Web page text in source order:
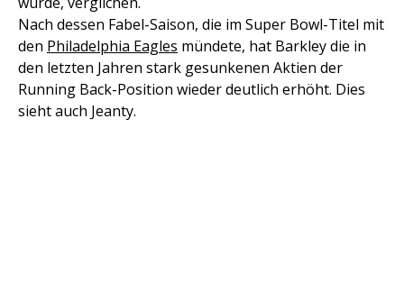
Nach dessen Fabel-Saison, die im Super Bowl-Titel mit
den Philadelphia Eagles mündete, hat Barkley die in
den letzten Jahren stark gesunkenen Aktien der
Running Back-Position wieder deutlich erhöht. Dies
sieht auch Jeanty.